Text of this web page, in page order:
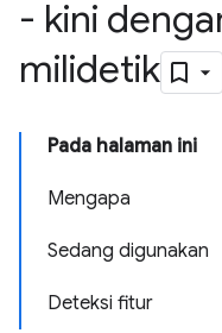
- kini
milidetik
Pada halaman ini
Mengapa
Sedang digunakan
Deteksi fitur